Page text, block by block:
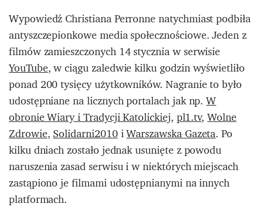
Wypowiedź Christiana Perronne natychmiast podbiła
antyszczepionkowe media społecznościowe. Jeden z
filmów zamieszczonych 14 stycznia w serwisie
YouTube, w ciągu zaledwie kilku godzin wyświetliło
ponad 200 tysięcy użytkowników. Nagranie to było
udostępniane na licznych portalach jak np.W
obronie Wiary i Tradycji Katolickiej,pl1.tv,Wolne
Zdrowie,Solidarni2010iWarszawska Gazeta. Po
kilku dniach zostało jednak usunięte z powodu
naruszenia zasad serwisu i w niektórych miejscach
zastąpiono je filmami udostępnianymi na innych
platformach.